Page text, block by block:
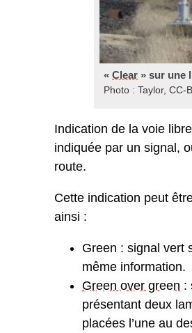
« Clear » sur une
Photo : Taylor, CC-
Indication de la voie
indiquée par un signal,
route.
Cette indication peut
ainsi :
Green : signal vert
même information.
Green over green :
présentant deux
placées l’une au